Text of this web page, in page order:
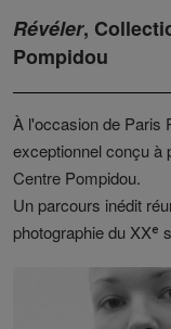
Révéler,
Pompidou
À l'occasion de Paris
exceptionnel conçu à
Centre Pompidou.
Un parcours inédit
photographie du XXᵉ